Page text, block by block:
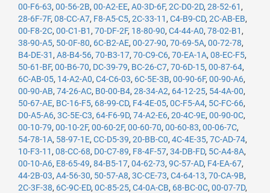
00-F6-63, 00-56-2B, 00-A2-EE, A0-3D-6F, 2C-D0-2D, 28-52-61 ,
28-6F-7F, 08-CC-A7, F8-A5-C5, 2C-33-11 , C4-B9-CD, 2C-AB-EB,
00-F8-2C, 00-C1-B1 , 70-DF-2F, 18-80-90, C4-44-A0, 78-02-B1 ,
38-90-A5, 50-0F-80, 6C-B2-AE, 00-27-90, 70-69-5A, 00-72-78,
B4-DE-31 , A8-B4-56, 70-B3-17, 70-C9-C6, 70-EA-1A, 08-EC-F5,
50-61-BF, 00-B6-70, DC-39-79, BC-26-C7, 70-6D-15, 00-87-64,
6C-AB-05, 14-A2-A0, C4-C6-03, 6C-5E-3B, 00-90-6F, 00-90-A6,
00-90-AB, 74-26-AC, B0-00-B4, 28-34-A2, 64-12-25, 54-4A-00,
50-67-AE, BC-16-F5, 68-99-CD, F4-4E-05, 0C-F5-A4, 5C-FC-66,
D0-A5-A6, 3C-5E-C3, 64-F6-9D, 74-A2-E6, 20-4C-9E, 00-90-0C,
00-10-79, 00-10-2F, 00-60-2F, 00-60-70, 00-60-83, 00-06-7C,
54-78-1A, 58-97-1E, CC-D5-39, 20-BB-C0, 4C-4E-35, 7C-AD-74,
10-F3-11 , 08-CC-68, D0-C7-89, F8-4F-57, 34-DB-FD, 5C-A4-8A,
00-10-A6, E8-65-49, 84-B5-17, 04-62-73, 9C-57-AD, F4-EA-67,
44-2B-03, A4-56-30, 50-57-A8, 3C-CE-73, C4-64-13, 70-CA-9B,
2C-3F-38, 6C-9C-ED, 0C-85-25, C4-0A-CB, 68-BC-0C, 00-07-7D,